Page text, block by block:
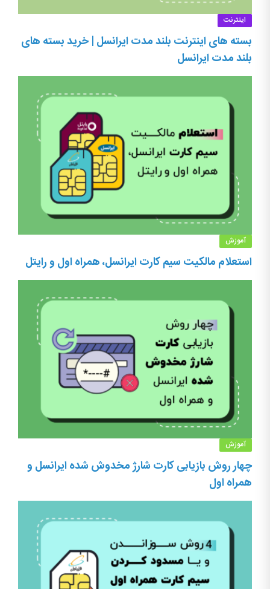
اینترنت
بسته های اینترنت بلند مدت ایرانسل | خرید بسته های
بلند مدت ایرانسل
آموزش
استعلام مالکیت سیم کارت ایرانسل، همراه اول و رایتل
آموزش
چهار روش بازیابی کارت شارژ مخدوش شده ایرانسل و
همراه اول